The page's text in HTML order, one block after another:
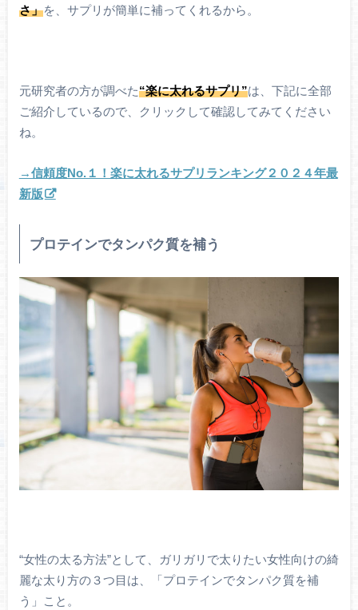
さ」を、サプリが簡単に補ってくれるから。
元研究者の方が調べた“楽に太れるサプリ”は、下記に全部
ご紹介しているので、クリックして確認してみてください
ね。
→信頼度No.１！楽に太れるサプリランキング２０２４年最
新版
プロテインでタンパク質を補う
“女性の太る方法”として、ガリガリで太りたい女性向けの綺
麗な太り方の３つ目は、「プロテインでタンパク質を補
う」こと。